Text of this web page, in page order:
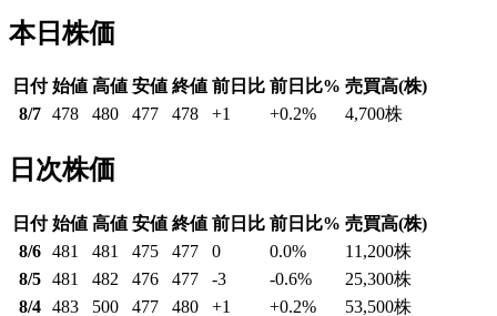
本日株価
日付 始値 高値 安値 終値 前日比 前日比% 売買高(株)
8/7 478 480 477 478 +1 +0.2% 4,700株
日次株価
日付 始値 高値 安値 終値 前日比 前日比% 売買高(株)
8/6 481 481 475 477 0 0.0% 11,200株
8/5 481 482 476 477 -3 -0.6% 25,300株
8/4 483 500 477 480 +1 +0.2% 53,500株